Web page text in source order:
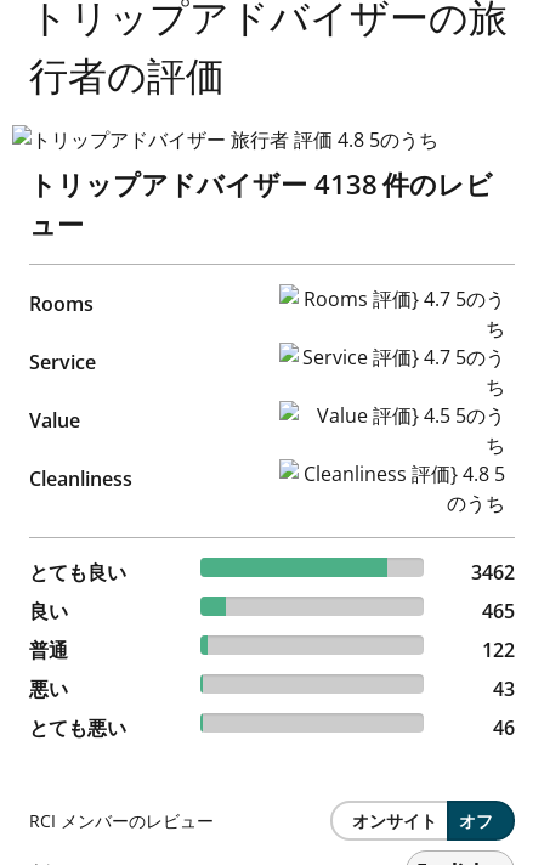
トリップアドバイザーの旅
行者の評価
トリップアドバイザー 旅行者 評価 4.8 5のうち
トリップアドバイザー 4138件のレビ
ュー
Rooms Rooms 評価} 4.7 5のうち
Service Service 評価} 4.7 5のうち
Value Value 評価} 4.5 5のうち
Cleanliness Cleanliness 評価} 4.8 5のうち
とても良い 83.66% reviewed とても良い
3462 reviews
3462
良い
11.24% reviewed 良い
465 reviews
465
普通
2.95% reviewed 普通
122 reviews
122
悪い
1.04% reviewed 悪い
43 reviews
43
とても悪い
1.11% reviewed とても悪い
46 reviews 46
RCI メンバーのレビュー オンサイト オフ